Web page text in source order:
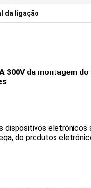
da ligação
da montagem
dispositivos eletrónicos
do produtos